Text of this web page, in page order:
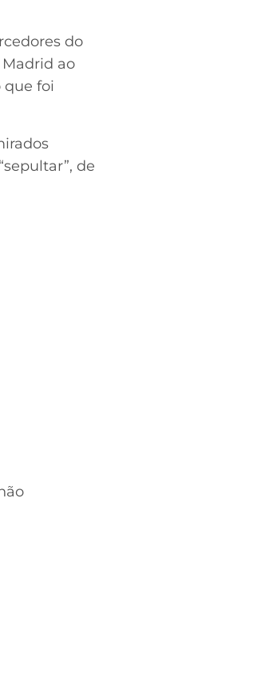
do
ao
que foi
de